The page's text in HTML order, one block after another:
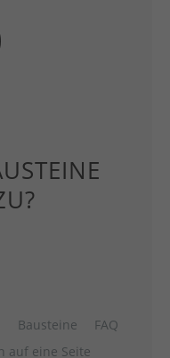
Bausteine
FAQ
auf eine Seite